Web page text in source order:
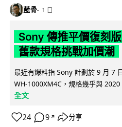
藍骨 1 日
Sony 傳推平價復刻
舊款規格挑戰加價潮
最近有爆料指 Sony 計劃於 9 月 7
WH-1000XM4C，規格幾乎與
全文
24 9 ↗ 分享